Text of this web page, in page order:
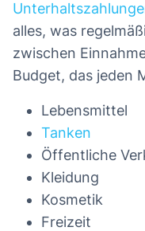
alles, was
zwischen
Budget, das jeden
Lebensmittel
Tanken
Öffentliche
Kleidung
Kosmetik
Freizeit